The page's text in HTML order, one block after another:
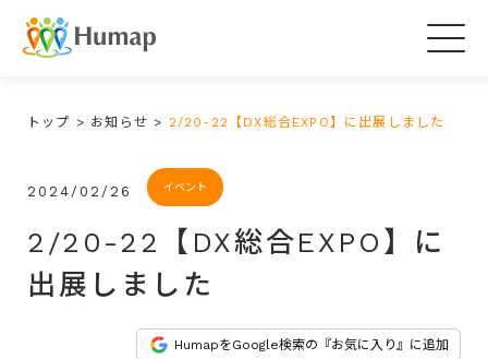
トップ > お知らせ > 2/20-22【DX総合EXPO】に出展しました
2024/02/26 イベント
2/20-22【DX総合EXPO】に
出展しました
HumapをGoogle検索の『お気に入り』に追加